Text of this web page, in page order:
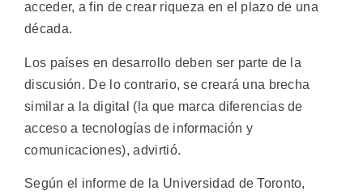
acceder, a fin de crear riqueza en el plazo de una
década.
Los países en desarrollo deben ser parte de la
discusión. De lo contrario, se creará una brecha
similar a la digital (la que marca diferencias de
acceso a tecnologías de información y
comunicaciones), advirtió.
Según el informe de la Universidad de Toronto,